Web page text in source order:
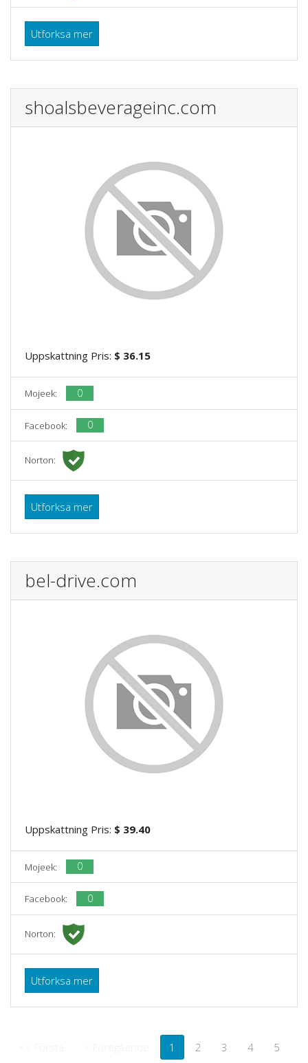
Utforksa mer
shoalsbeverageinc.com
Uppskattning Pris: $ 36.15
Mojeek: 0
Facebook: 0
Norton:
Utforksa mer
bel-drive.com
Uppskattning Pris: $ 39.40
Mojeek: 0
Facebook: 0
Norton:
Utforksa mer
1 2 3 4 5